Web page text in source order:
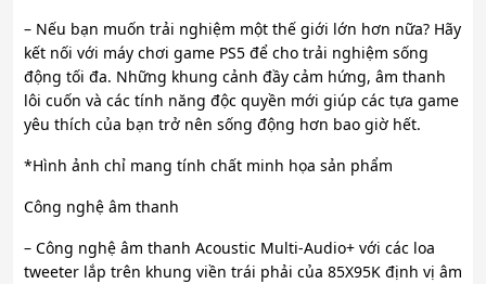
– Nếu bạn muốn trải nghiệm một thế giới lớn hơn nữa? Hãy
kết nối với máy chơi game PS5 để cho trải nghiệm sống
động tối đa. Những khung cảnh đầy cảm hứng, âm thanh
lôi cuốn và các tính năng độc quyền mới giúp các tựa game
yêu thích của bạn trở nên sống động hơn bao giờ hết.
*Hình ảnh chỉ mang tính chất minh họa sản phẩm
Công nghệ âm thanh
– Công nghệ âm thanh Acoustic Multi-Audio+ với các loa
tweeter lắp trên khung viền trái phải của 85X95K định vị âm